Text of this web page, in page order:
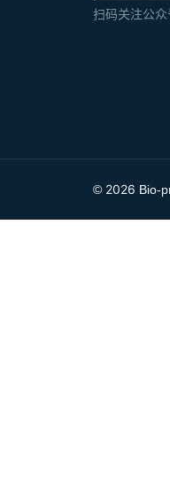
扫码关注公众
© 2026 Bio-